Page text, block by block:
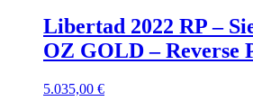
Libertad 2022 RP –
OZ GOLD – Reverse
5.035,00 €